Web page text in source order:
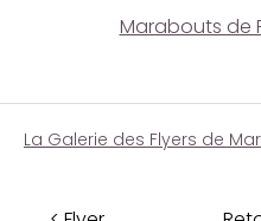
Marabouts de
La Galerie des Flyers de